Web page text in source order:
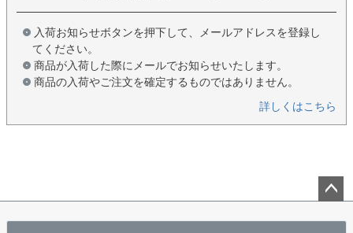
入荷お知らせボタンを押下して、メールアドレスを登録し
てください。
商品が入荷した際にメールでお知らせいたします。
商品の入荷やご注文を確定するものではありません。
詳しくはこちら